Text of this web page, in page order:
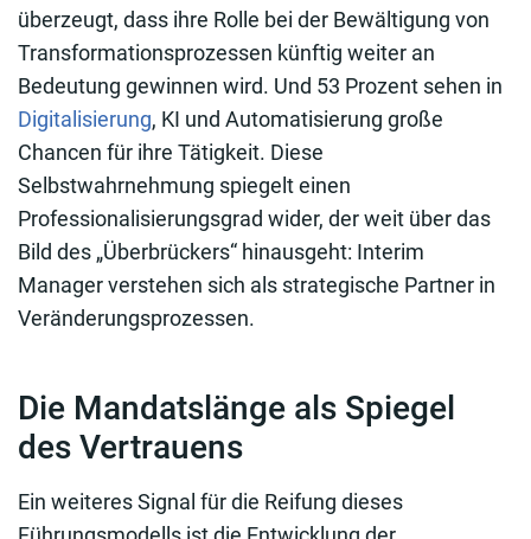
überzeugt, dass ihre Rolle bei der Bewältigung von
Transformationsprozessen künftig weiter an
Bedeutung gewinnen wird. Und 53 Prozent sehen in
Digitalisierung, KI und Automatisierung große
Chancen für ihre Tätigkeit. Diese
Selbstwahrnehmung spiegelt einen
Professionalisierungsgrad wider, der weit über das
Bild des „Überbrückers“ hinausgeht: Interim
Manager verstehen sich als strategische Partner in
Veränderungsprozessen.
Die Mandatslänge als Spiegel
des Vertrauens
Ein weiteres Signal für die Reifung dieses